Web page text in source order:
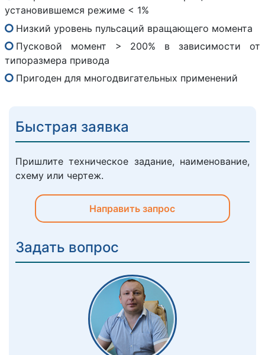
установившемся режиме < 1%
Низкий уровень пульсаций вращающего момента
Пусковой момент > 200% в зависимости от
типоразмера привода
Пригоден для многодвигательных применений
Быстрая заявка
Пришлите техническое задание, наименование,
схему или чертеж.
Направить запрос
Задать вопрос